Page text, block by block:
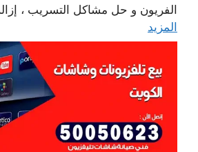
الفريون و حل مشاكل التسريب ،
المزيد